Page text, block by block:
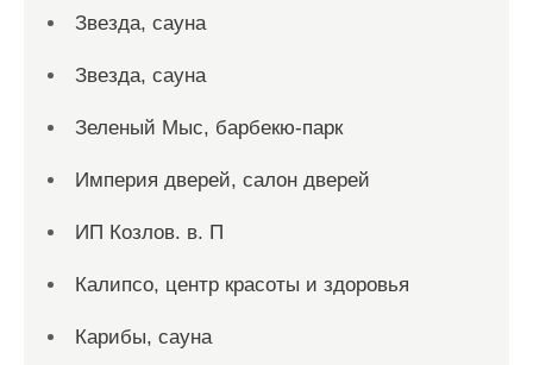
Звезда, сауна
Звезда, сауна
Зеленый Мыс, барбекю-парк
Империя дверей, салон дверей
ИП Козлов. в. П
Калипсо, центр красоты и здоровья
Карибы, сауна